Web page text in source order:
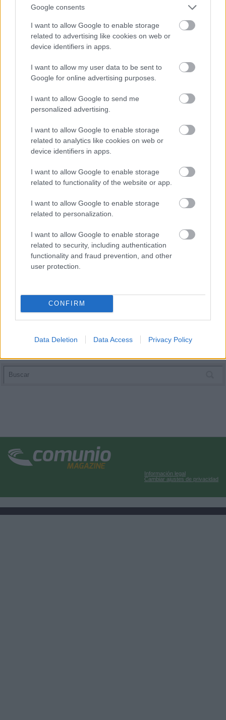
Google consents
I want to allow Google to enable storage
related to advertising like cookies on web or
device identifiers in apps.
I want to allow my user data to be sent to
Google for online advertising purposes.
I want to allow Google to send me
personalized advertising.
I want to allow Google to enable storage
related to analytics like cookies on web or
device identifiers in apps.
I want to allow Google to enable storage
related to functionality of the website or app.
I want to allow Google to enable storage
related to personalization.
I want to allow Google to enable storage
related to security, including authentication
functionality and fraud prevention, and other
user protection.
CONFIRM
Data Deletion Data Access Privacy Policy
perdido la confianza en él, no dudes en mandarle a
Lucas Pérez (Alavés, delantero, 6.600.000)
El gallego salió desde el banquillo en el encuentro que
midió a su equipo ante el Cádiz, disputando 27 minutos en
es previsible que siga teniendo el mismo rol de suplente en
los próximos encuentros de los vitorianos, lo que le
convierte un jugador poco útil. Lleva cuatro partidos
seguidos sumando 2 puntos, una cifra baja para un
futbolista de 6,6 millones de valor que cotiza a la baja.
¿Aún no juegas a Comunio? Regístrate, ¡gratis!
Información legal
Cambiar ajustes de privacidad